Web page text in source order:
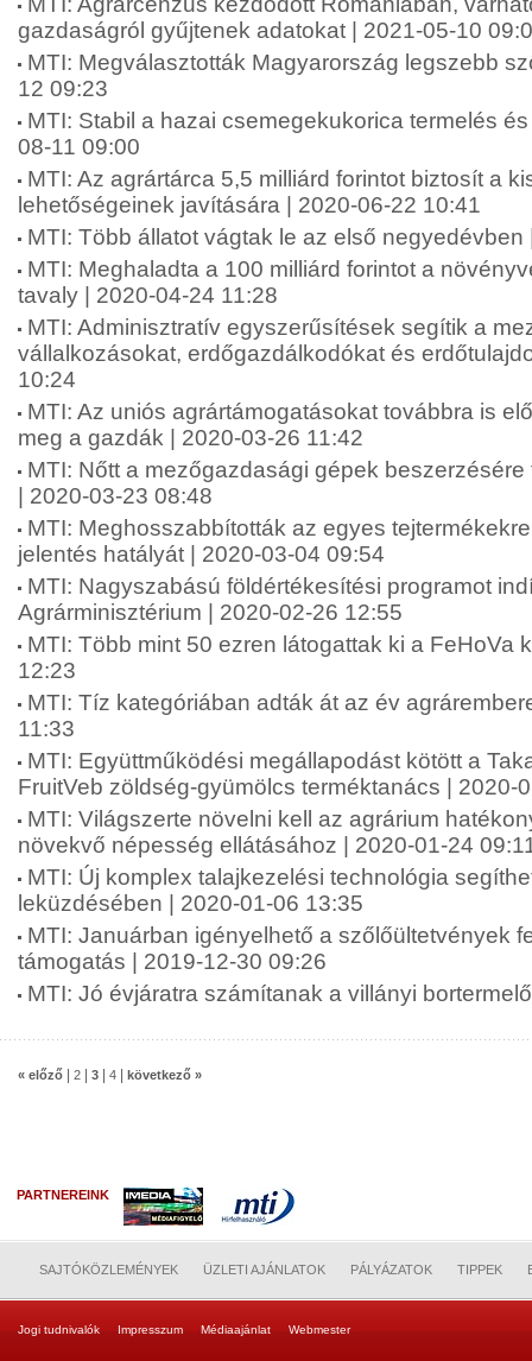
gazdaságról gyűjtenek adatokat | 2021-05-10
MTI: Megválasztották Magyarország legszebb
12 09:23
MTI: Stabil a hazai csemegekukorica termelés
08-11 09:00
MTI: Az agrártárca 5,5 milliárd forintot biztosít a
lehetőségeinek javítására | 2020-06-22 10:41
MTI: Több állatot vágtak le az első
MTI: Meghaladta a 100 milliárd forintot a
tavaly | 2020-04-24 11:28
MTI: Adminisztratív egyszerűsítések segítik a
vállalkozásokat, erdőgazdálkodókat és
10:24
MTI: Az uniós agrártámogatásokat továbbra is
meg a gazdák | 2020-03-26 11:42
MTI: Nőtt a mezőgazdasági gépek
| 2020-03-23 08:48
MTI: Meghosszabbították az egyes
jelentés hatályát | 2020-03-04 09:54
MTI: Nagyszabású földértékesítési programot
Agrárminisztérium | 2020-02-26 12:55
MTI: Több mint 50 ezren látogattak ki a FeHoVa
12:23
MTI: Tíz kategóriában adták át az év
11:33
MTI: Együttműködési megállapodást kötött a
FruitVeb zöldség-gyümölcs terméktanács | 2020-
MTI: Világszerte növelni kell az agrárium
növekvő népesség ellátásához | 2020-01-24
MTI: Új komplex talajkezelési technológia
leküzdésében | 2020-01-06 13:35
MTI: Januárban igényelhető a szőlőültetvények
támogatás | 2019-12-30 09:26
MTI: Jó évjáratra számítanak a villányi
« előző 2 3 4 következő »
PARTNEREINK
SAJTÓKÖZLEMÉNYEK ÜZLETI AJÁNLATOK PÁLYÁZATOK TIPPEK
Jogi tudnivalók Impresszum Médiaajánlat Webmester